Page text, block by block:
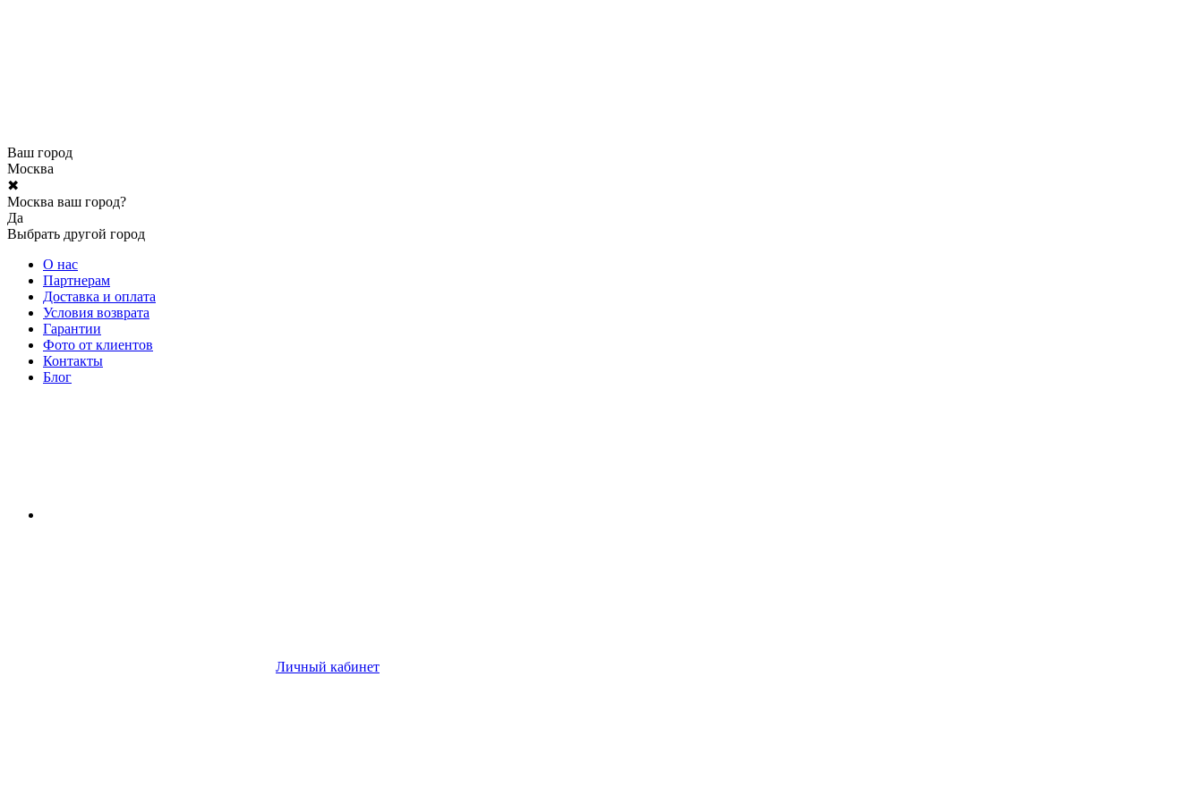
Ваш город
Москва
✖
Москва ваш город?
Да
Выбрать другой город
О нас
Партнерам
Доставка и оплата
Условия возврата
Гарантии
Фото от клиентов
Контакты
Блог
Личный кабинет